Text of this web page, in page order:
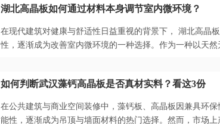
湖北高晶板如何通过材料本身调节室内微环境？
在现代建筑对健康与舒适性日益重视的背景下， 湖北高晶
性，逐渐成为改善室内微环境的一种选择。作为一种以天然
如何判断武汉藻钙高晶板是否真材实料？看这3份
在公共建筑与商业空间装修中，藻钙板、高晶板因兼具环保
能性，逐渐成为吊顶与墙面材料的热门选择。然而，市场上